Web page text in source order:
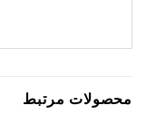
محصولات مرتبط